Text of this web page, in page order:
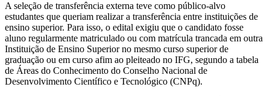
A seleção de transferência externa teve como público-alvo
estudantes que queriam realizar a transferência entre instituições de
ensino superior. Para isso, o edital exigiu que o candidato fosse
aluno regularmente matriculado ou com matrícula trancada em outra
Instituição de Ensino Superior no mesmo curso superior de
graduação ou em curso afim ao pleiteado no IFG, segundo a tabela
de Áreas do Conhecimento do Conselho Nacional de
Desenvolvimento Científico e Tecnológico (CNPq).